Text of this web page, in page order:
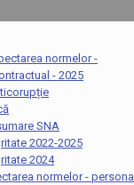
normelor -
- 2025
SNA
2022-2025
2024
normelor - personal